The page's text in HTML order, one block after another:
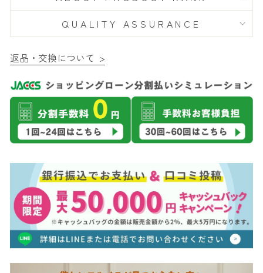
QUALITY ASSURANCE
返品・交換について >